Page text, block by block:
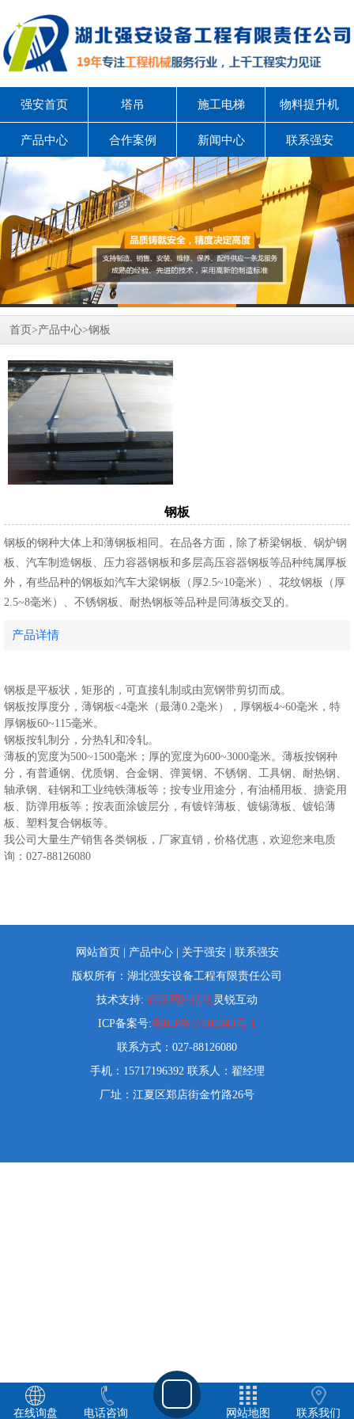
强安首页 塔吊 施工电梯 物料提升机
产品中心 合作案例 新闻中心 联系强安
首页 >产品中心>钢板
钢板
钢板的钢种大体上和薄钢板相同。在品各方面，除了桥梁钢板、锅炉钢
板、汽车制造钢板、压力容器钢板和多层高压容器钢板等品种纯属厚板
外，有些品种的钢板如汽车大梁钢板（厚2.5~10毫米）、花纹钢板（厚
2.5~8毫米）、不锈钢板、耐热钢板等品种是同薄板交叉的。
产品详情
钢板是平板状，矩形的，可直接轧制或由宽钢带剪切而成。
钢板按厚度分，薄钢板<4毫米（最薄0.2毫米），厚钢板4~60毫米，特
厚钢板60~115毫米。
钢板按轧制分，分热轧和冷轧。
薄板的宽度为500~1500毫米；厚的宽度为600~3000毫米。薄板按钢种
分，有普通钢、优质钢、合金钢、弹簧钢、不锈钢、工具钢、耐热钢、
轴承钢、硅钢和工业纯铁薄板等；按专业用途分，有油桶用板、搪瓷用
板、防弹用板等；按表面涂镀层分，有镀锌薄板、镀锡薄板、镀铅薄
板、塑料复合钢板等。
我公司大量生产销售各类钢板，厂家直销，价格优惠，欢迎您来电质
询：027-88126080
网站首页 产品中心| 关于强安| 联系强安
版权所有：湖北强安设备工程有限责任公司
技术支持: 武汉网站优化灵锐互动
ICP备案号:鄂ICP备17008343号-1
联系方式：027-88126080
手机：15717196392 联系人：翟经理
厂址：江夏区郑店街金竹路26号
在线询盘 电话咨询 网站地图 联系我们